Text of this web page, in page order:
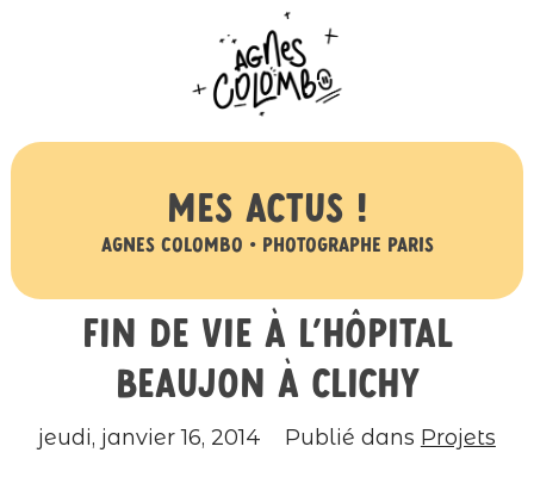
Mes actus !
Agnes Colombo • Photographe Paris
Fin de vie à l’hôpital
Beaujon à Clichy
jeudi, janvier 16, 2014 Publié dans Projets